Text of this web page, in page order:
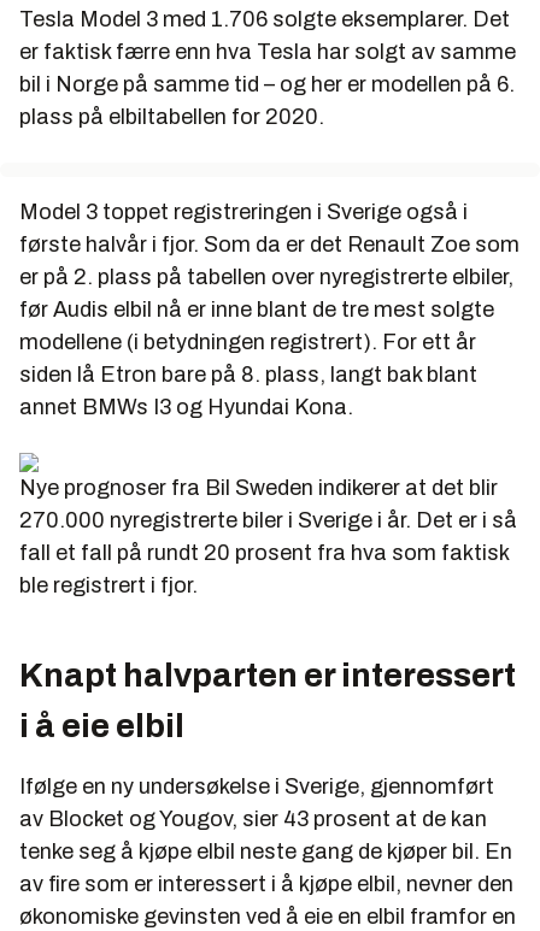
Tesla Model 3 med 1.706 solgte eksemplarer. Det
er faktisk færre enn hva Tesla har solgt av samme
bil i Norge på samme tid – og her er modellen på 6.
plass på elbiltabellen for 2020.
Model 3 toppet registreringen i Sverige også i
første halvår i fjor. Som da er det Renault Zoe som
er på 2. plass på tabellen over nyregistrerte elbiler,
før Audis elbil nå er inne blant de tre mest solgte
modellene (i betydningen registrert). For ett år
siden lå Etron bare på 8. plass, langt bak blant
annet BMWs I3 og Hyundai Kona.
Nye prognoser fra Bil Sweden indikerer at det blir
270.000 nyregistrerte biler i Sverige i år. Det er i så
fall et fall på rundt 20 prosent fra hva som faktisk
ble registrert i fjor.
Knapt halvparten er interessert
i å eie elbil
Ifølge en ny undersøkelse i Sverige, gjennomført
av Blocket og Yougov, sier 43 prosent at de kan
tenke seg å kjøpe elbil neste gang de kjøper bil. En
av fire som er interessert i å kjøpe elbil, nevner den
økonomiske gevinsten ved å eie en elbil framfor en